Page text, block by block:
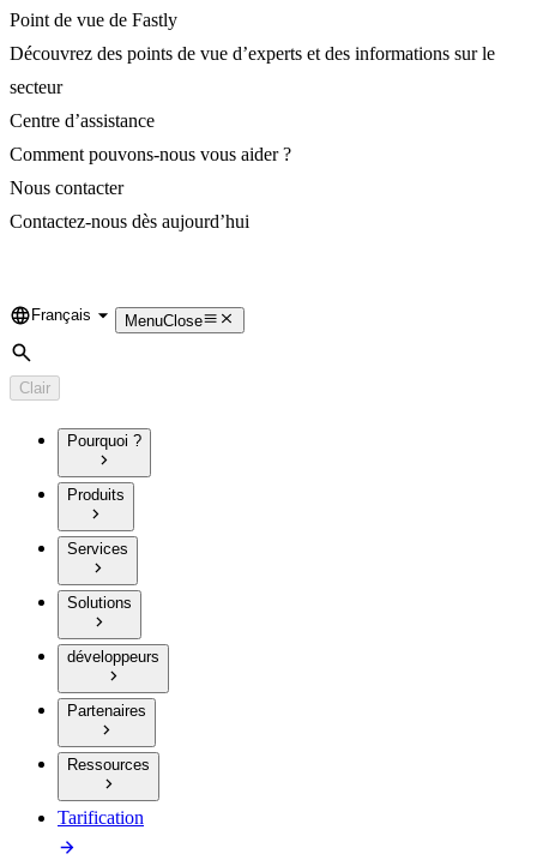
Point de vue de Fastly
Découvrez des points de vue d’experts et des informations sur le
secteur
Centre d’assistance
Comment pouvons-nous vous aider ?
Nous contacter
Contactez-nous dès aujourd’hui
Language
Français MenuClose
Rechercher
Clair
Pourquoi ?
Produits
Services
Solutions
développeurs
Partenaires
Ressources
Tarification